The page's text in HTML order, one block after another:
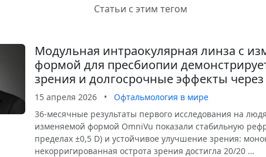
Статьи с этим тегом
Модульная интраокулярная линза с
формой для пресбиопии
зрения и долгосрочные эффекты
15 апреля 2026 •
Офтальмология в мире
36-месячные результаты первого исследования на
изменяемой формой OmniVu показали стабильную
пределах ±0,5 D) и устойчивое улучшение зрения:
некорригированная острота зрения достигла 20/20 …